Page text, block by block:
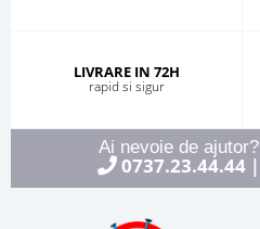
LIVRARE IN 72H
rapid si sigur
Ai nevoie de
0737.23.44.44|